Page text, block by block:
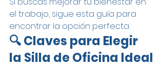
el trabajo, sigue esta guía para
encontrar la opción perfecta.
🔍 Claves para Elegir
la Silla de Oficina Ideal